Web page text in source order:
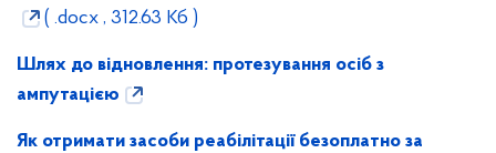
( .docx , 312.63 Кб )
Шлях до відновлення: протезування осіб з
ампутацією
Як отримати засоби реабілітації безоплатно за